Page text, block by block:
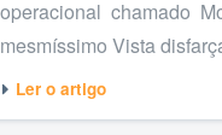
operacional chamado
mesmíssimo Vista
Ler o artigo